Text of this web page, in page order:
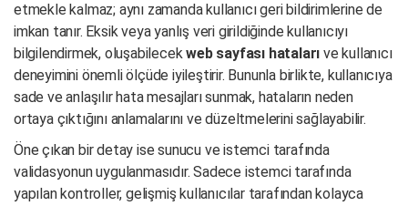
etmekle kalmaz; aynı zamanda kullanıcı geri bildirimlerine de
imkan tanır. Eksik veya yanlış veri girildiğinde kullanıcıyı
bilgilendirmek, oluşabilecekweb sayfası hataları ve kullanıcı
deneyimini önemli ölçüde iyileştirir. Bununla birlikte, kullanıcıya
sade ve anlaşılır hata mesajları sunmak, hataların neden
ortaya çıktığını anlamalarını ve düzeltmelerini sağlayabilir.
Öne çıkan bir detay ise sunucu ve istemci tarafında
validasyonun uygulanmasıdır. Sadece istemci tarafında
yapılan kontroller, gelişmiş kullanıcılar tarafından kolayca